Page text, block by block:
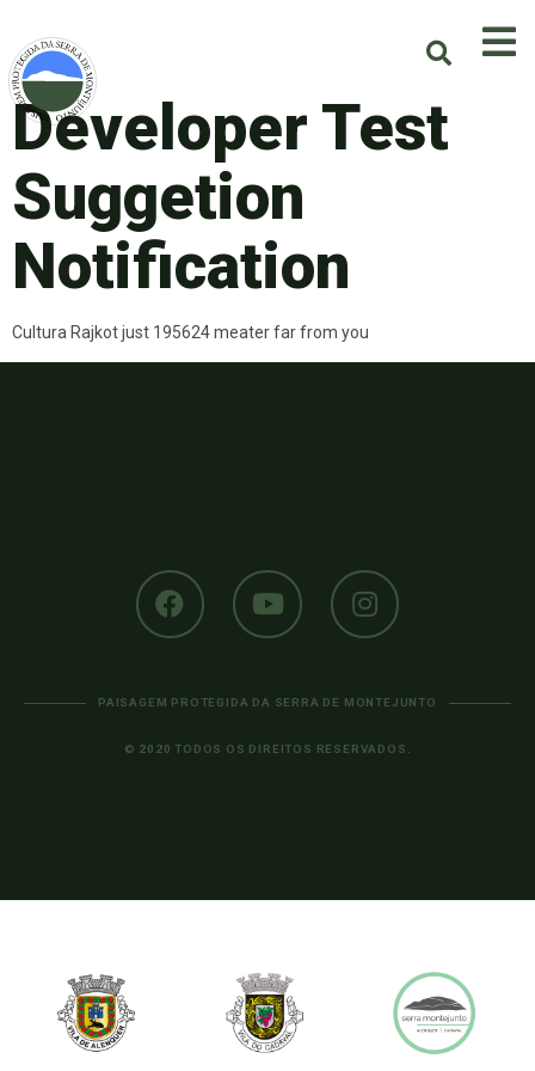
Developer Test
Suggetion
Notification
Cultura Rajkot just 195624 meater far from you
PAISAGEM PROTEGIDA DA SERRA DE MONTEJUNTO
© 2020 TODOS OS DIREITOS RESERVADOS.